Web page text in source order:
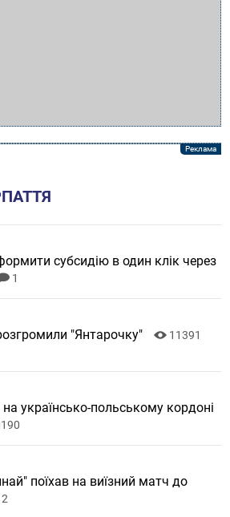
субсидію в один клік через
1
"Янтарочку"
11391
на українсько-польському кордоні
поїхав на виїзний матч до
2